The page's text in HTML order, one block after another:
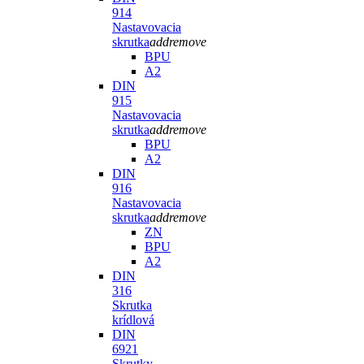
914
Nastavovacia
skrutkaaddremove
BPU
A2
DIN
915
Nastavovacia
skrutkaaddremove
BPU
A2
DIN
916
Nastavovacia
skrutkaaddremove
ZN
BPU
A2
DIN
316
Skrutka
krídlová
DIN
6921